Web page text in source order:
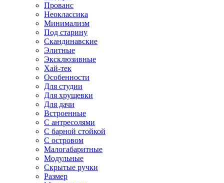
Прованс
Неоклассика
Минимализм
Под старину
Скандинавские
Элитные
Эксклюзивные
Хай-тек
Особенности
Для студии
Для хрущевки
Для дачи
Встроенные
С антресолями
С барной стойкой
С островом
Малогабаритные
Модульные
Скрытые ручки
Размер